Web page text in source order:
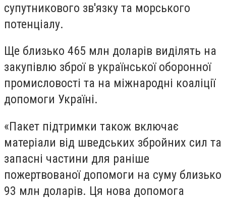
супутникового зв'язку та морського
потенціалу.
Ще близько 465 млн доларів виділять на
закупівлю зброї в української оборонної
промисловості та на міжнародні коаліції
допомоги Україні.
«Пакет підтримки також включає
матеріали від шведських збройних сил та
запасні частини для раніше
пожертвованої допомоги на суму близько
93 млн доларів. Ця нова допомога